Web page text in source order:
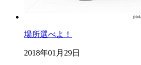
場所選べよ！
2018年01月29日